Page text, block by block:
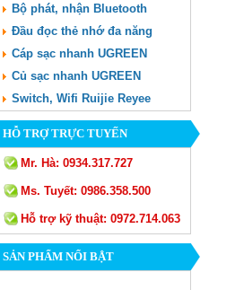
Bộ phát, nhận Bluetooth
Đầu đọc thẻ nhớ đa năng
Cáp sạc nhanh UGREEN
Củ sạc nhanh UGREEN
Switch, Wifi Ruijie Reyee
HỖ TRỢ TRỰC TUYẾN
Mr. Hà: 0934.317.727
Ms. Tuyết: 0986.358.500
Hỗ trợ kỹ thuật: 0972.714.063
SẢN PHẨM NỔI BẬT